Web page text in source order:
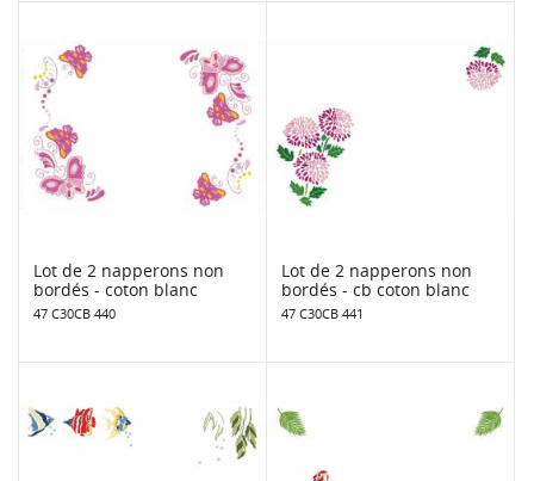
Lot de 2 napperons non
bordés - coton blanc
47 C30CB 440
Lot de 2 napperons non
bordés - cb coton blanc
47 C30CB 441